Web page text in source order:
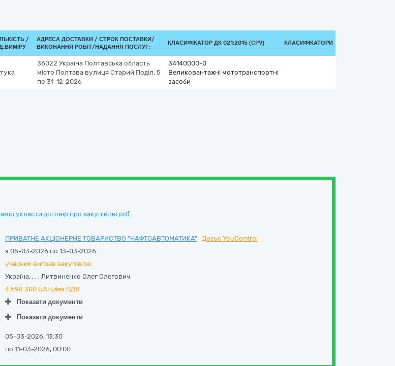
/
АДРЕСА ДОСТАВКИ / СТРОК ПОСТАВКИ/
ВИКОНАННЯ РОБІТ/НАДАННЯ ПОСЛУГ:
КЛАСИФІКАТОР ДК 021:2015 (CPV) КЛАСИФІКАТОРИ
36022 Україна Полтавська область
місто Полтава вулиця Старий Поділ, 5
по 31-12-2026
34140000-0
Великовантажні мототранспортні
засоби
укласти договір про закупівлю.pdf
ПРИВАТНЕ АКЦІОНЕРНЕ ТОВАРИСТВО "НАФТОАВТОМАТИКА"
Досьє YouControl
з 05-03-2026 по 13-03-2026
учасник виграв закупівлю
Україна, , , , Литвиненко Олег Олегович
4 598 300 UAH,без ПДВ
Показати документи
Показати документи
05-03-2026, 13:30
по 11-03-2026, 00:00